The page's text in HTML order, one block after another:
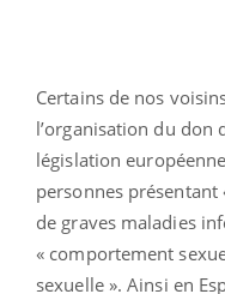
Certains de nos
l’organisation du don
législation
personnes
de graves maladies
« comportement
sexuelle ». Ainsi en